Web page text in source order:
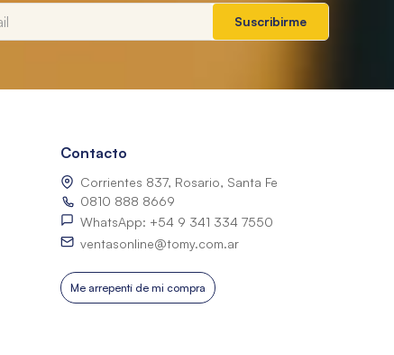
Suscribirme
Contacto
Corrientes 837, Rosario, Santa Fe
0810 888 8669
WhatsApp: +54 9 341 334 7550
ventasonline@tomy.com.ar
Me arrepentí de mi compra